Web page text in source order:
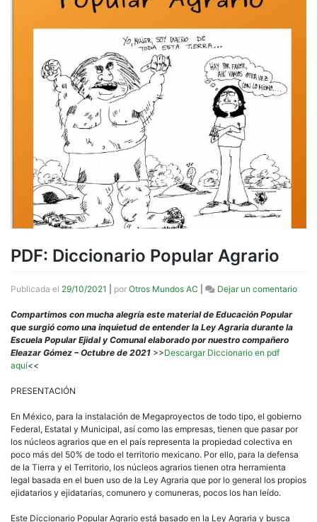
PDF: Diccionario Popular Agrario
Publicada el 29/10/2021 por Otros Mundos AC Dejar un comentarioen
Compartimos con mucha alegría este material de Educación Popular
que surgió como una inquietud de entender la Ley Agraria durante la
Escuela Popular Ejidal y Comunal elaborado por nuestro compañero
Eleazar Gómez – Octubre de 2021 >>Descargar Diccionario en pdf
aquí<<
PRESENTACIÓN
En México, para la instalación de Megaproyectos de todo tipo, el gobierno
Federal, Estatal y Municipal, así como las empresas, tienen que pasar por
los núcleos agrarios que en el país representa la propiedad colectiva en
poco más del 50% de todo el territorio mexicano. Por ello, para la defensa
de la Tierra y el Territorio, los núcleos agrarios tienen otra herramienta
legal basada en el buen uso de la Ley Agraria que por lo general los propios
ejidatarios y ejidatarias, comunero y comuneras, pocos los han leído.
Este Diccionario Popular Agrario está basado en la Ley Agraria y busca